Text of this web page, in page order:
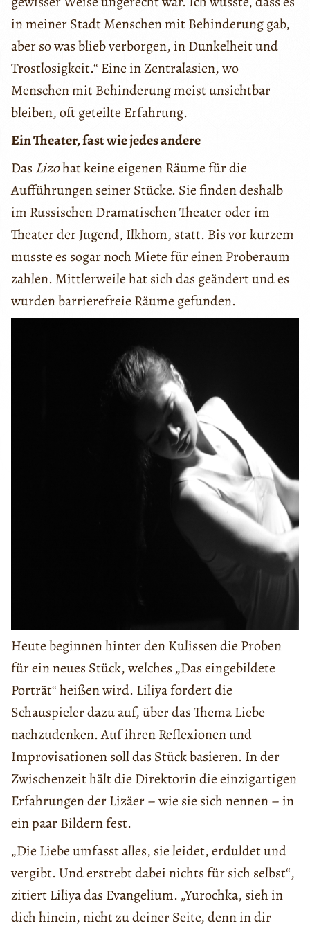
in meiner Stadt Menschen mit Behinderung gab,
aber so was blieb verborgen, in Dunkelheit und
Trostlosigkeit.“ Eine in Zentralasien, wo
Menschen mit Behinderung meist unsichtbar
bleiben, oft geteilte Erfahrung.
Ein Theater, fast wie jedes andere
Das Lizohat keine eigenen Räume für die
Aufführungen seiner Stücke. Sie finden deshalb
im Russischen Dramatischen Theater oder im
Theater der Jugend, Ilkhom, statt. Bis vor kurzem
musste es sogar noch Miete für einen Proberaum
zahlen. Mittlerweile hat sich das geändert und es
wurden barrierefreie Räume gefunden.
Heute beginnen hinter den Kulissen die Proben
für ein neues Stück, welches „Das eingebildete
Porträt“ heißen wird. Liliya fordert die
Schauspieler dazu auf, über das Thema Liebe
nachzudenken. Auf ihren Reflexionen und
Improvisationen soll das Stück basieren. In der
Zwischenzeit hält die Direktorin die einzigartigen
Erfahrungen der Lizäer – wie sie sich nennen – in
ein paar Bildern fest.
„Die Liebe umfasst alles, sie leidet, erduldet und
vergibt. Und erstrebt dabei nichts für sich selbst“,
zitiert Liliya das Evangelium. „Yurochka, sieh in
dich hinein, nicht zu deiner Seite, denn in dir